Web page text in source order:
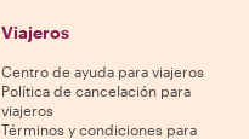
Viajeros
Centro de ayuda para viajeros
Política de cancelación para
viajeros
Términos y condiciones para